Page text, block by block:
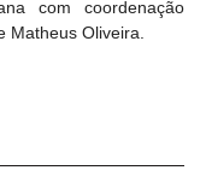
com coordenação
Matheus Oliveira.